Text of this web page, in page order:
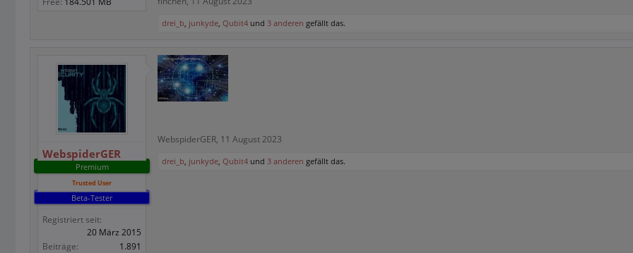
drei_b, junkyde, Qubit4 und 3 anderen gefällt das.
WebspiderGER
Premium
Trusted User
Beta-Tester
Registriert seit:
20 März 2015
Beiträge:
1.891
WebspiderGER, 11 August 2023
drei_b, junkyde, Qubit4 und 3 anderen gefällt das.